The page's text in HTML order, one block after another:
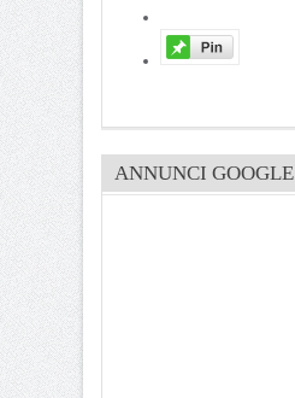
ANNUNCI GOOGLE